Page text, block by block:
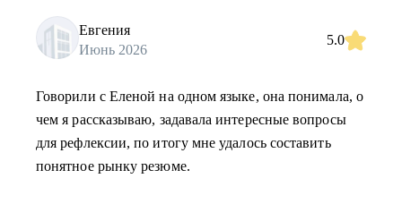
Евгения
Июнь 2026
5.0
Говорили с Еленой на одном языке, она понимала, о
чем я рассказываю, задавала интересные вопросы
для рефлексии, по итогу мне удалось составить
понятное рынку резюме.